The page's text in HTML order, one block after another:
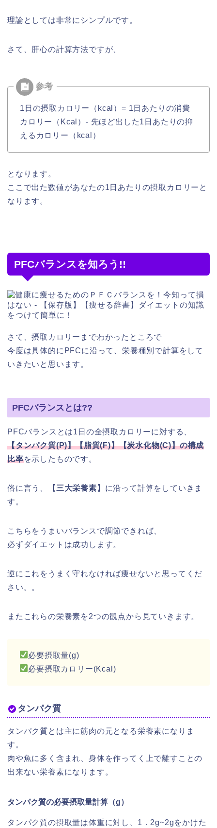
理論としては非常にシンプルです。
さて、肝心の計算方法ですが、
1日の摂取カロリー（kcal）= 1日あたりの消費
カロリー（Kcal）- 先ほど出した1日あたりの抑
えるカロリー（kcal）
となります。
ここで出た数値があなたの1日あたりの摂取カロリーと
なります。
PFCバランスを知ろう!!
さて、摂取カロリーまでわかったところで
今度は具体的にPFCに沿って、栄養種別で計算をして
いきたいと思います。
PFCバランスとは??
PFCバランスとは1日の全摂取カロリーに対する、
【タンパク質(P)】【脂質(F)】【炭水化物(C)】の構成
比率を示したものです。
俗に言う、 【三大栄養素】 に沿って計算をしていきま
す。
こちらをうまいバランスで調節できれば、
必ずダイエットは成功します。
逆にこれをうまく守れなければ痩せないと思ってくだ
さい。。
またこれらの栄養素を2つの観点から見ていきます。
必要摂取量(g)
必要摂取カロリー(Kcal)
タンパク質
タンパク質とは主に筋肉の元となる栄養素になりま
す。
肉や魚に多く含まれ、身体を作ってく上で離すことの
出来ない栄養素になります。
タンパク質の必要摂取量計算（g）
タンパク質の摂取量は体重に対し、1．2g~2gをかけた